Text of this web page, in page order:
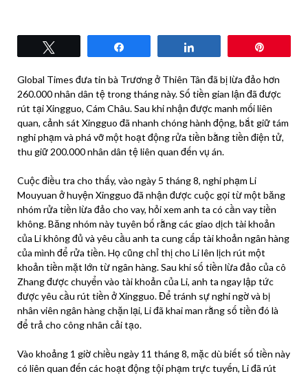
Global Times đưa tin bà Trương ở Thiên Tân đã bị lừa đảo hơn
260.000 nhân dân tệ trong tháng này. Số tiền gian lận đã được
rút tại Xingguo, Cám Châu. Sau khi nhận được manh mối liên
quan, cảnh sát Xingguo đã nhanh chóng hành động, bắt giữ tám
nghi phạm và phá vỡ một hoạt động rửa tiền bằng tiền điện tử,
thu giữ 200.000 nhân dân tệ liên quan đến vụ án.
Cuộc điều tra cho thấy, vào ngày 5 tháng 8, nghi phạm Li
Mouyuan ở huyện Xingguo đã nhận được cuộc gọi từ một băng
nhóm rửa tiền lừa đảo cho vay, hỏi xem anh ta có cần vay tiền
không. Băng nhóm này tuyên bố rằng các giao dịch tài khoản
của Li không đủ và yêu cầu anh ta cung cấp tài khoản ngân hàng
của mình để rửa tiền. Họ cũng chỉ thị cho Li lên lịch rút một
khoản tiền mặt lớn từ ngân hàng. Sau khi số tiền lừa đảo của cô
Zhang được chuyển vào tài khoản của Li, anh ta ngay lập tức
được yêu cầu rút tiền ở Xingguo. Để tránh sự nghi ngờ và bị
nhân viên ngân hàng chặn lại, Li đã khai man rằng số tiền đó là
để trả cho công nhân cải tạo.
Vào khoảng 1 giờ chiều ngày 11 tháng 8, mặc dù biết số tiền này
có liên quan đến các hoạt động tội phạm trực tuyến, Li đã rút